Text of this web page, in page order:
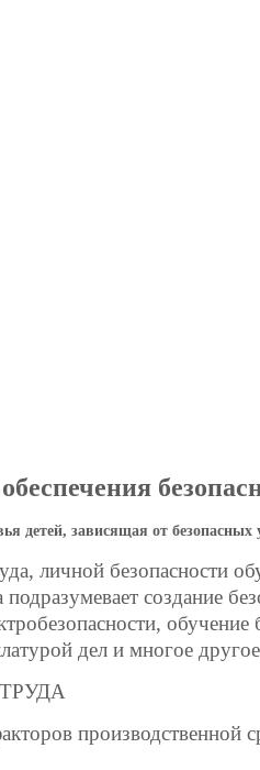
детей, зависящая от безопасных
личной безопасности
создание
дел и многое